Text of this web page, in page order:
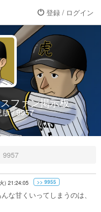
登録 / ログイン
ファン掲示板
/ 9957
9957
) 21:24:05 >> 9955
な甘くいってしまうのは、